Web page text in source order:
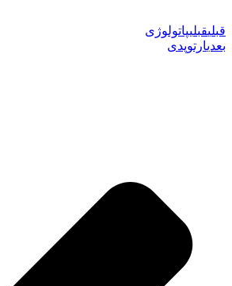
قبلیقبلیپاتولوژی
بعدیارتوپدی